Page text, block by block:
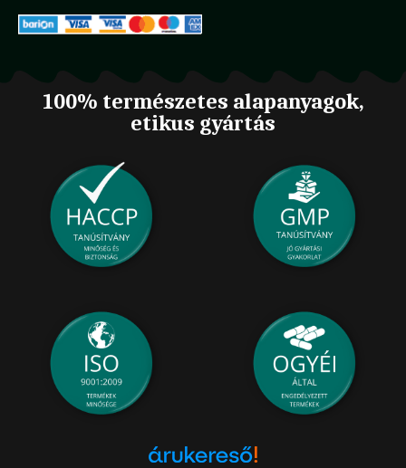
100% természetes alapanyagok,
etikus gyártás